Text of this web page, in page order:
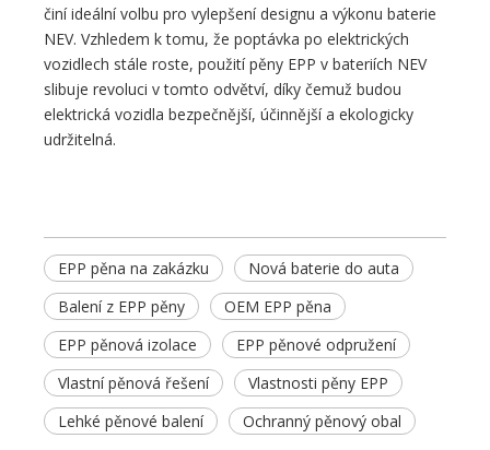
činí ideální volbu pro vylepšení designu a výkonu baterie
NEV. Vzhledem k tomu, že poptávka po elektrických
vozidlech stále roste, použití pěny EPP v bateriích NEV
slibuje revoluci v tomto odvětví, díky čemuž budou
elektrická vozidla bezpečnější, účinnější a ekologicky
udržitelná.
EPP pěna na zakázku
Nová baterie do auta
Balení z EPP pěny
OEM EPP pěna
EPP pěnová izolace
EPP pěnové odpružení
Vlastní pěnová řešení
Vlastnosti pěny EPP
Lehké pěnové balení
Ochranný pěnový obal